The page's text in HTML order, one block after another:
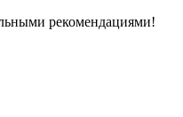
рекомендациями!